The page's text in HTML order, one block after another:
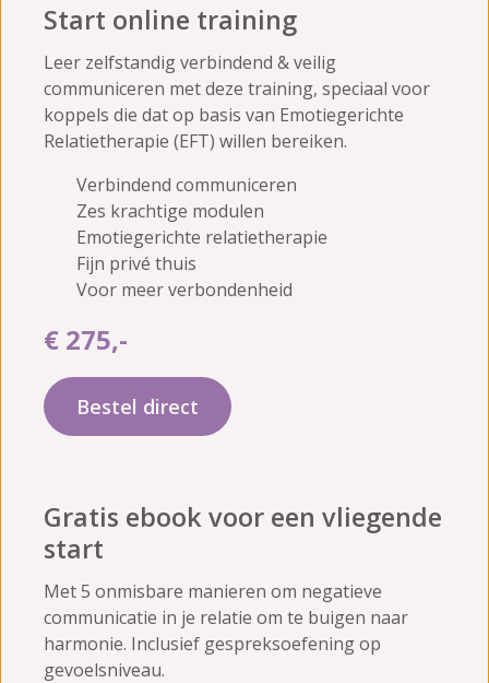
Start online training
Leer zelfstandig verbindend & veilig
communiceren met deze training, speciaal voor
koppels die dat op basis van Emotiegerichte
Relatietherapie (EFT) willen bereiken.
Verbindend communiceren
Zes krachtige modulen
Emotiegerichte relatietherapie
Fijn privé thuis
Voor meer verbondenheid
€ 275,-
Bestel direct
Gratis ebook voor een vliegende
start
Met 5 onmisbare manieren om negatieve
communicatie in je relatie om te buigen naar
harmonie. Inclusief gespreksoefening op
gevoelsniveau.